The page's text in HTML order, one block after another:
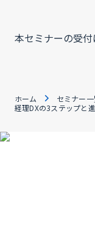
本セミナーの受付
ホーム セミナー
経理DXの3ステップと